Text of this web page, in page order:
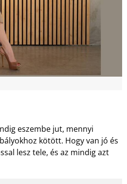
eszembe jut, mennyi
kötött. Hogy van jó és
lesz tele, és az mindig azt